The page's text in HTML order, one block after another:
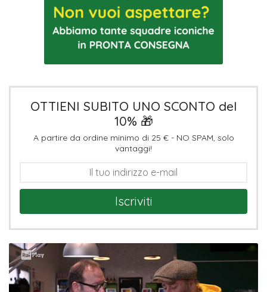
OTTIENI SUBITO UNO SCONTO del
10% 🎁
A partire da ordine minimo di 25 € - NO SPAM, solo
vantaggi!
Iscriviti